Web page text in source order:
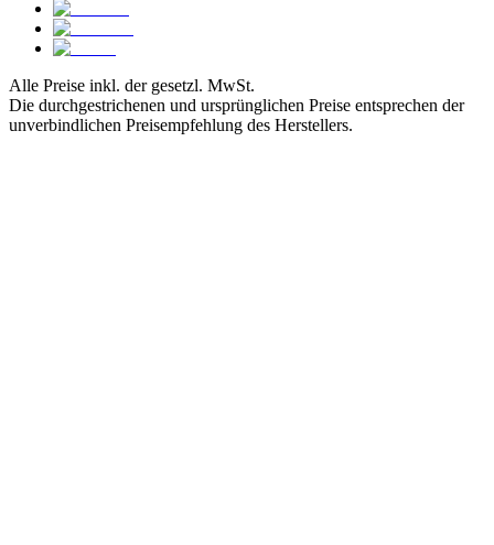
Alle Preise inkl. der gesetzl. MwSt.
Die durchgestrichenen und ursprünglichen Preise entsprechen der
unverbindlichen Preisempfehlung des Herstellers.